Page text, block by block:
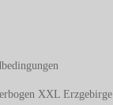
XXL Erzgebirge